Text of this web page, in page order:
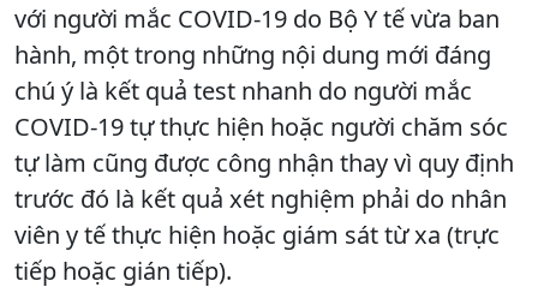
với người mắc COVID-19 do Bộ Y tế vừa ban
hành, một trong những nội dung mới đáng
chú ý là kết quả test nhanh do người mắc
COVID-19 tự thực hiện hoặc người chăm sóc
tự làm cũng được công nhận thay vì quy định
trước đó là kết quả xét nghiệm phải do nhân
viên y tế thực hiện hoặc giám sát từ xa (trực
tiếp hoặc gián tiếp).